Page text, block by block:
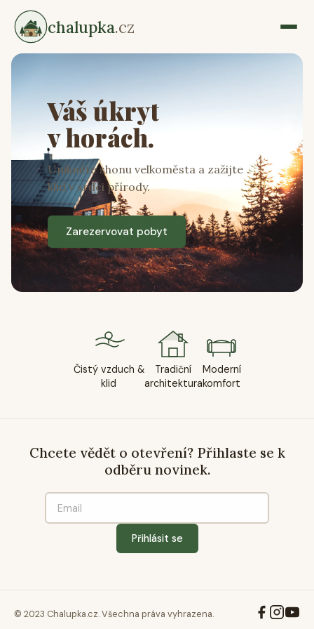
chalupka.cz
Váš úkryt
v horách.
Unikněte shonu velkoměsta a zažijte
klid v srdci přírody.
Zarezervovat pobyt
Čistý vzduch &
klid
Tradiční
architektura
Moderní
komfort
Chcete vědět o otevření? Přihlaste se k
odběru novinek.
Přihlásit se
© 2023 Chalupka.cz. Všechna práva vyhrazena.